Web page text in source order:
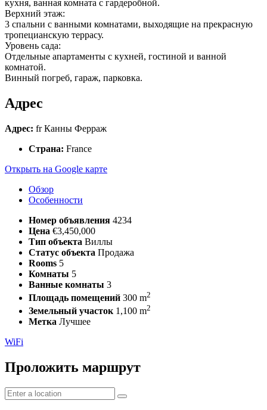
кухня, ванная комната с гардеробной.
Верхний этаж:
3 спальни с ванными комнатами, выходящие на прекрасную
тропецианскую террасу.
Уровень сада:
Отдельные апартаменты с кухней, гостиной и ванной
комнатой.
Винный погреб, гараж, парковка.
Адрес
Адрес: fr Канны Ферраж
Страна: France
Открыть на Google карте
Обзор
Особенности
Номер объявления 4234
Цена €3,450,000
Тип объекта Виллы
Статус объекта Продажа
Rooms 5
Комнаты 5
Ванные комнаты 3
Площадь помещений 300 m2
Земельный участок 1,100 m2
Метка Лучшее
WiFi
Проложить маршрут